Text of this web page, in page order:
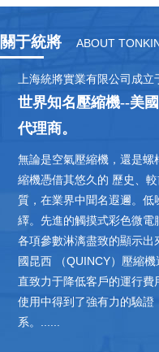
關于統將 ABOUT
上海統將實業有限公司成立
世界知名壓縮機--美
代理商。
無論是空氣壓縮機，還是螺
縮機憑借其悠久的 歷史、
質，在業界中聞名遐邇。
繹。先進的觸摸式彩色微
各項參數淋漓盡致的顯示
國昆西 （QUINCY）壓縮
直致力于降低客戶的運行
使用中得到了強有力的驗
系。......